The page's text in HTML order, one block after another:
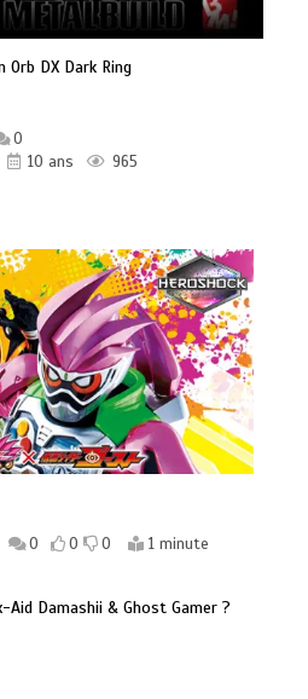
Orb DX Dark Ring
0
10 ans 965
0 0 0
1 minute
Aid Damashii & Ghost Gamer ?